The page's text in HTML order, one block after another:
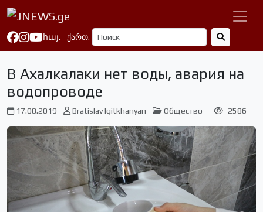
հայ. ქართ.
В Ахалкалаки нет воды, авария на
водопроводе
17.08.2019 Bratislav Igitkhanyan Общество 2586